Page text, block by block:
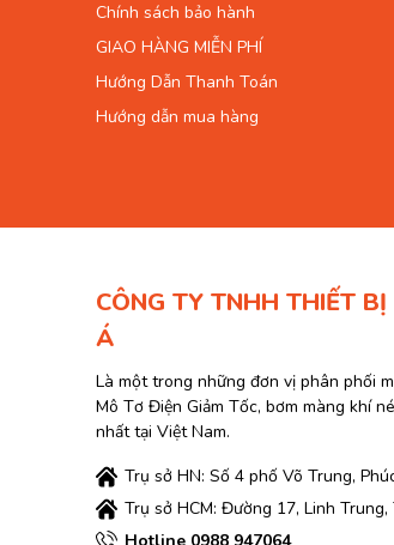
Chính sách bảo hành
GIAO HÀNG MIỄN PHÍ
Hướng Dẫn Thanh Toán
Hướng dẫn mua hàng
CÔNG TY TNHH THIẾT
Á
Là một trong những đơn vị phân phối
Mô Tơ Điện Giảm Tốc, bơm màng khí
nhất tại Việt Nam.
Trụ sở HN: Số 4 phố Võ Trung,
Trụ sở HCM: Đường 17, Linh